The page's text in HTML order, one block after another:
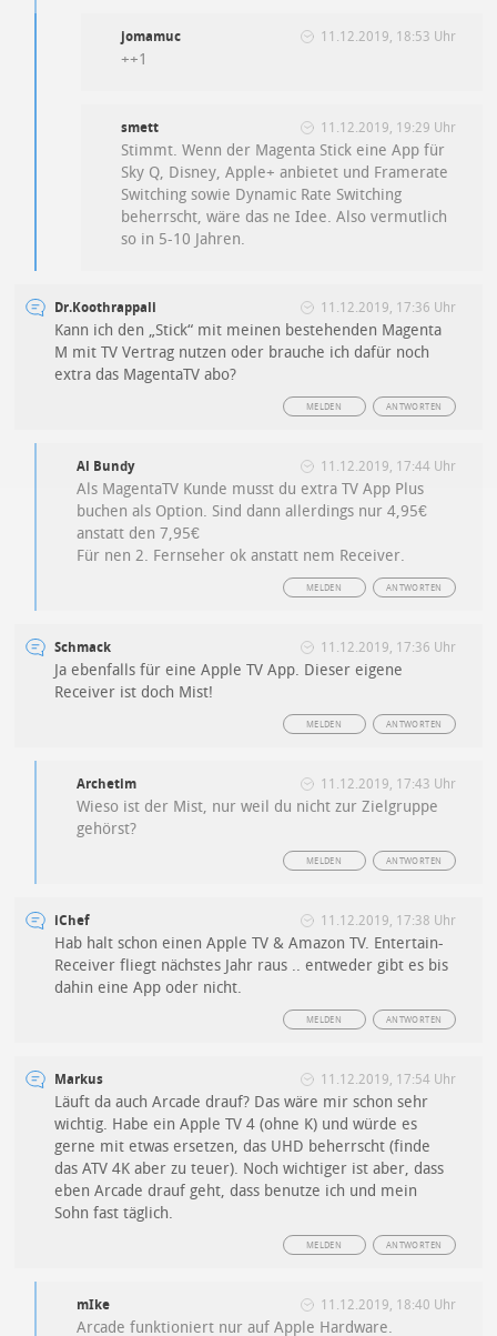
jomamuc 11.12.2019, 18:53 Uhr
++1
smett 11.12.2019, 19:29 Uhr
Stimmt. Wenn der Magenta Stick eine App für
Sky Q, Disney, Apple+ anbietet und Framerate
Switching sowie Dynamic Rate Switching
beherrscht, wäre das ne Idee. Also vermutlich
so in 5-10 Jahren.
Dr.Koothrappali 11.12.2019, 17:36 Uhr
Kann ich den „Stick“ mit meinen bestehenden Magenta
M mit TV Vertrag nutzen oder brauche ich dafür noch
extra das MagentaTV abo?
ANTWORTEN
MELDEN
Al Bundy 11.12.2019, 17:44 Uhr
Als MagentaTV Kunde musst du extra TV App Plus
buchen als Option. Sind dann allerdings nur 4,95€
anstatt den 7,95€
Für nen 2. Fernseher ok anstatt nem Receiver.
ANTWORTEN
MELDEN
Schmack 11.12.2019, 17:36 Uhr
Ja ebenfalls für eine Apple TV App. Dieser eigene
Receiver ist doch Mist!
ANTWORTEN
MELDEN
Archetim 11.12.2019, 17:43 Uhr
Wieso ist der Mist, nur weil du nicht zur Zielgruppe
gehörst?
ANTWORTEN
MELDEN
iChef 11.12.2019, 17:38 Uhr
Hab halt schon einen Apple TV & Amazon TV. Entertain-
Receiver fliegt nächstes Jahr raus .. entweder gibt es bis
dahin eine App oder nicht.
ANTWORTEN
MELDEN
Markus 11.12.2019, 17:54 Uhr
Läuft da auch Arcade drauf? Das wäre mir schon sehr
wichtig. Habe ein Apple TV 4 (ohne K) und würde es
gerne mit etwas ersetzen, das UHD beherrscht (finde
das ATV 4K aber zu teuer). Noch wichtiger ist aber, dass
eben Arcade drauf geht, dass benutze ich und mein
Sohn fast täglich.
ANTWORTEN
MELDEN
mIke 11.12.2019, 18:40 Uhr
Arcade funktioniert nur auf Apple Hardware.